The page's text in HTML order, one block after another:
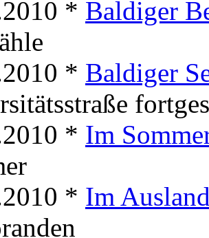
* Baldiger
* Baldiger
* Im
* Im